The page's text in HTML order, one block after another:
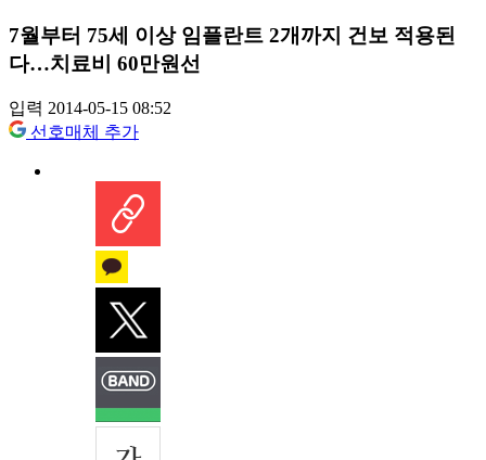
7월부터 75세 이상 임플란트 2개까지 건보 적용된
다…치료비 60만원선
입력 2014-05-15 08:52
선호매체 추가